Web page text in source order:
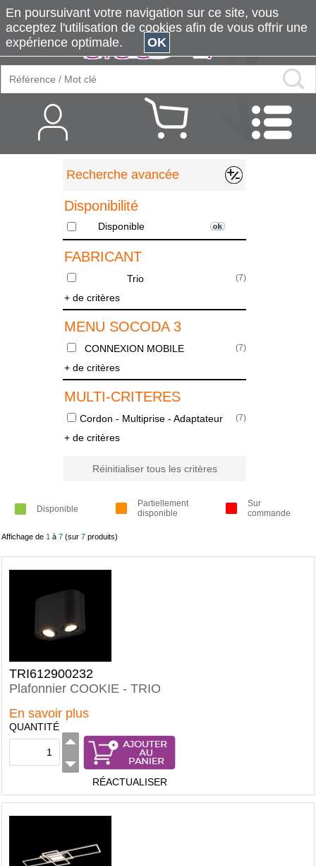
Recherche avancée
Disponibilité
Disponible
FABRICANT
Trio (7)
+ de critères
MENU SOCODA 3
CONNEXION MOBILE (7)
+ de critères
MULTI-CRITERES
Cordon - Multiprise - Adaptateur (7)
+ de critères
Réinitialiser tous les critères
Disponible
Partiellement
disponible
Sur
commande
Affichage de 1 à 7 (sur 7 produits)
TRI612900232
Plafonnier COOKIE - TRIO
En savoir plus
QUANTITÉ
RÉACTUALISER
En poursuivant votre navigation sur ce site, vous
acceptez l'utilisation de cookies afin de vous offrir une
expérience optimale.
OK